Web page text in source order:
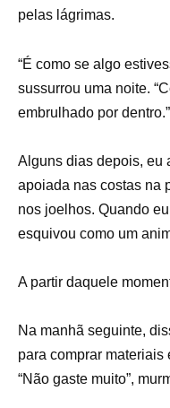
pelas lágrimas.
“É como se algo
sussurrou uma noite.
embrulhado por dentro.”
Alguns dias depois, eu
apoiada nas costas na
nos joelhos. Quando
esquivou como um
A partir daquele
Na manhã seguinte,
para comprar
“Não gaste muito”,